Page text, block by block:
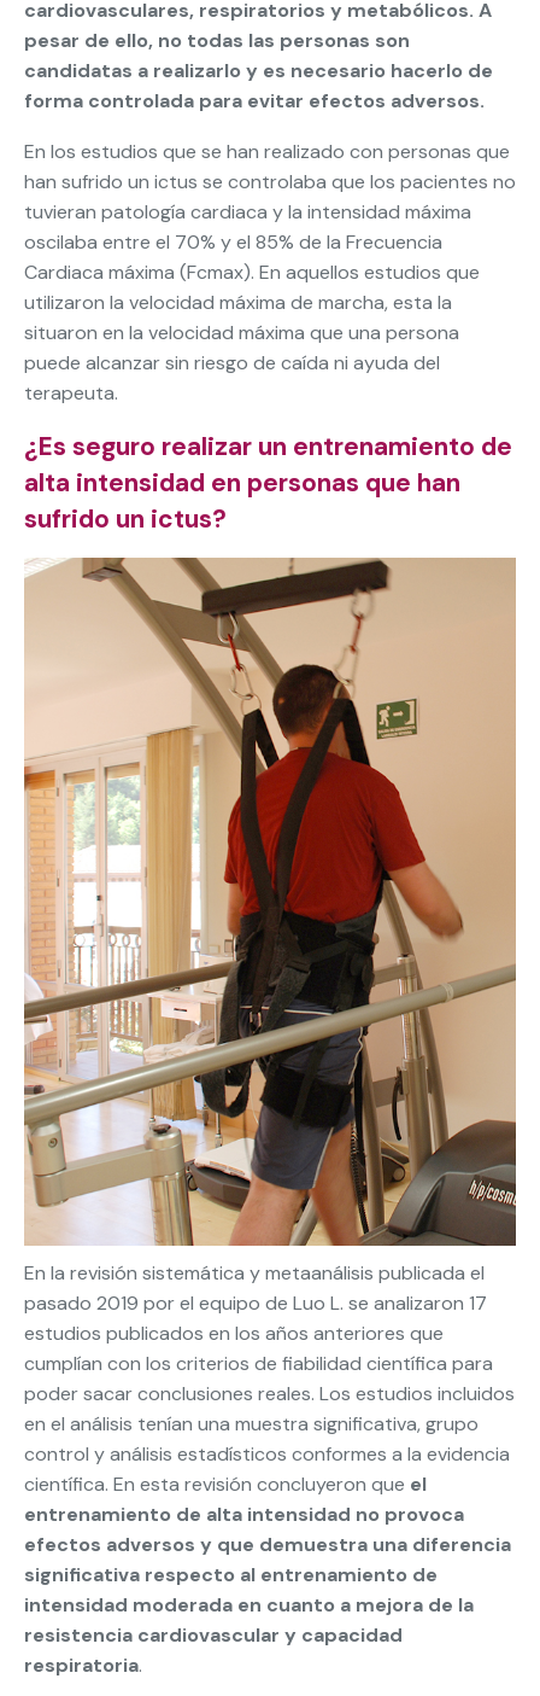
cardiovasculares, respiratorios y metabólicos. A
pesar de ello, no todas las personas son
candidatas a realizarlo y es necesario hacerlo de
forma controlada para evitar efectos adversos.
En los estudios que se han realizado con personas que
han sufrido un ictus se controlaba que los pacientes no
tuvieran patología cardiaca y la intensidad máxima
oscilaba entre el 70% y el 85% de la Frecuencia
Cardiaca máxima (Fcmax). En aquellos estudios que
utilizaron la velocidad máxima de marcha, esta la
situaron en la velocidad máxima que una persona
puede alcanzar sin riesgo de caída ni ayuda del
terapeuta.
¿Es seguro realizar un entrenamiento de
alta intensidad en personas que han
sufrido un ictus?
En la revisión sistemática y metaanálisis publicada el
pasado 2019 por el equipo de Luo L. se analizaron 17
estudios publicados en los años anteriores que
cumplían con los criterios de fiabilidad científica para
poder sacar conclusiones reales. Los estudios incluidos
en el análisis tenían una muestra significativa, grupo
control y análisis estadísticos conformes a la evidencia
científica. En esta revisión concluyeron que el
entrenamiento de alta intensidad no provoca
efectos adversos y que demuestra una diferencia
significativa respecto al entrenamiento de
intensidad moderada en cuanto a mejora de la
resistencia cardiovascular y capacidad
respiratoria.